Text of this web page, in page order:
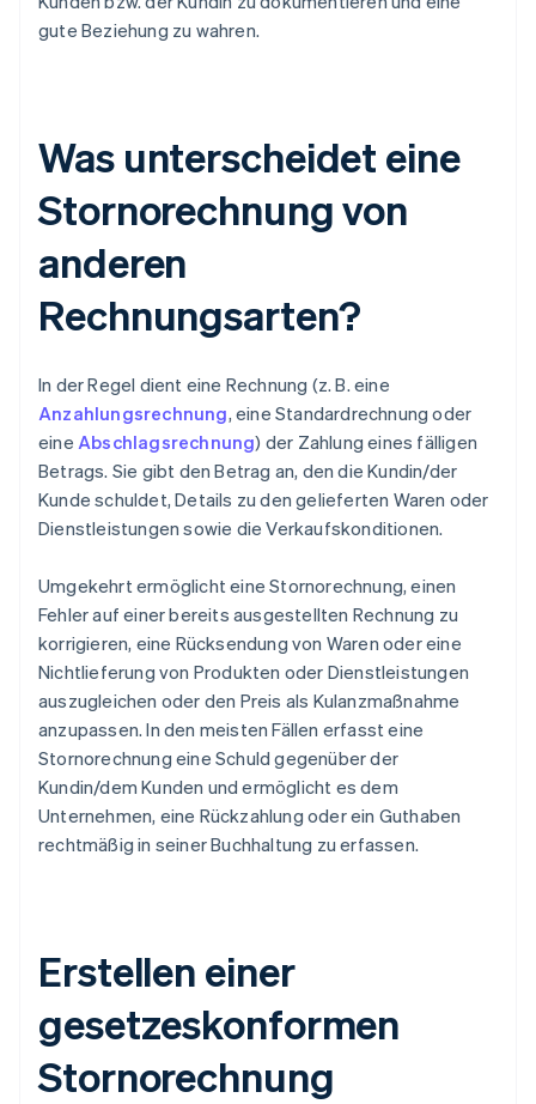
gute Beziehung zu wahren.
Was unterscheidet eine
Stornorechnung von
anderen
Rechnungsarten?
In der Regel dient eine Rechnung (z. B. eine
Anzahlungsrechnung, eine Standardrechnung oder
eine Abschlagsrechnung) der Zahlung eines fälligen
Betrags. Sie gibt den Betrag an, den die Kundin/der
Kunde schuldet, Details zu den gelieferten Waren oder
Dienstleistungen sowie die Verkaufskonditionen.
Umgekehrt ermöglicht eine Stornorechnung, einen
Fehler auf einer bereits ausgestellten Rechnung zu
korrigieren, eine Rücksendung von Waren oder eine
Nichtlieferung von Produkten oder Dienstleistungen
auszugleichen oder den Preis als Kulanzmaßnahme
anzupassen. In den meisten Fällen erfasst eine
Stornorechnung eine Schuld gegenüber der
Kundin/dem Kunden und ermöglicht es dem
Unternehmen, eine Rückzahlung oder ein Guthaben
rechtmäßig in seiner Buchhaltung zu erfassen.
Erstellen einer
gesetzeskonformen
Stornorechnung